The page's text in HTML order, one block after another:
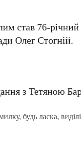
став 76-
Олег Стогній.
з Тетяною
будь ласка,